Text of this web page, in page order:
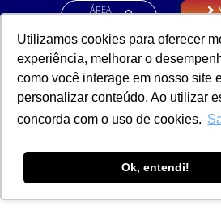
Utilizamos cookies para oferecer
experiência, melhorar o
como você interage em nosso site
personalizar conteúdo. Ao utilizar
concorda com o uso de cookies.
Ok, entendi!
ÁREA
NOTÍCIAS